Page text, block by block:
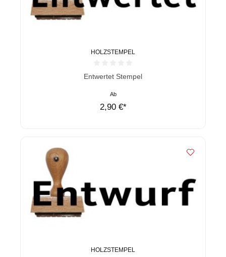
HOLZSTEMPEL
Durchschnittliche Bewertung von 0 von 5 Sternen
Entwertet Stempel
Ab
2,90 €*
HOLZSTEMPEL